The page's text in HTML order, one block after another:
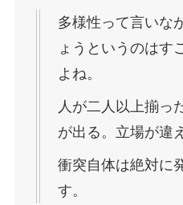
多様性って言いな
ょうというのはす
よね。
人が二人以上揃っ
が出る。立場が違
衝突自体は絶対に
す。